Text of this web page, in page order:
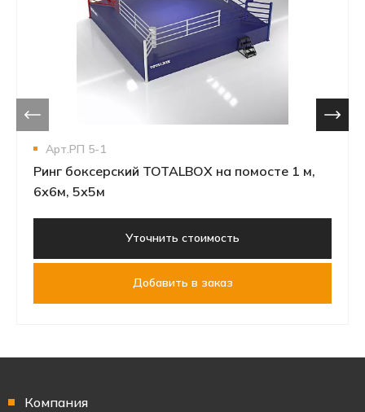
Арт.РП 5-1
Ринг боксерский TOTALBOX на помосте 1 м,
6х6м, 5х5м
Уточнить стоимость
Добавить в заказ
Компания